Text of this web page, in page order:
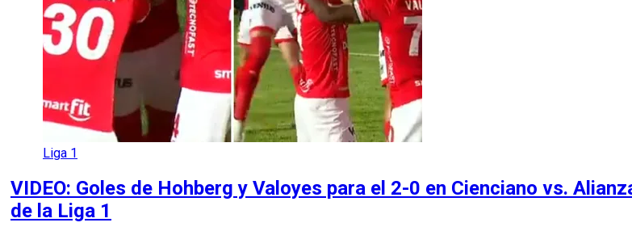
Liga 1
VIDEO: Goles de Hohberg y Valoyes para el 2-0 en Cienciano vs.
de la Liga 1